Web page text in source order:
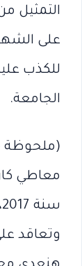
التمثيل
على
للكذب
الجامعة.
(ملحوظة
معاطي
وتعاقد